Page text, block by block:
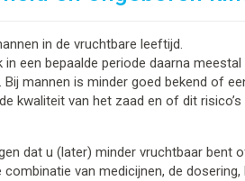
in de vruchtbare leeftijd.
een bepaalde periode daarna
mannen is minder goed bekend of
kwaliteit van het zaad en of dit
dat u (later) minder vruchtbaar bent
van medicijnen, de